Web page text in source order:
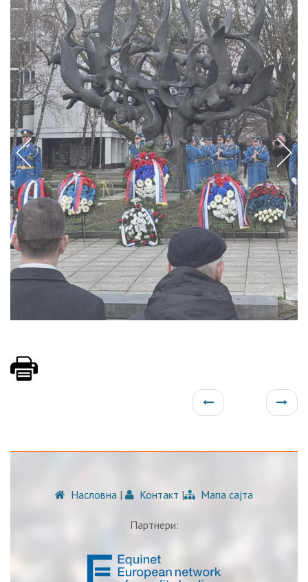
Насловна | Контакт | Мапа сајта
Партнери: